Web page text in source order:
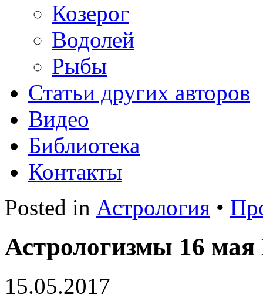
Козерог
Водолей
Рыбы
Статьи других авторов
Видео
Библиотека
Контакты
Posted in Астрология •
Астрологизмы 16
15.05.2017